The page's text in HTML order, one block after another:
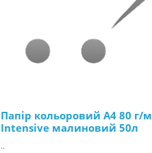
Папір кольоровий А4 80 г/м
Intensive малиновий 50л
..